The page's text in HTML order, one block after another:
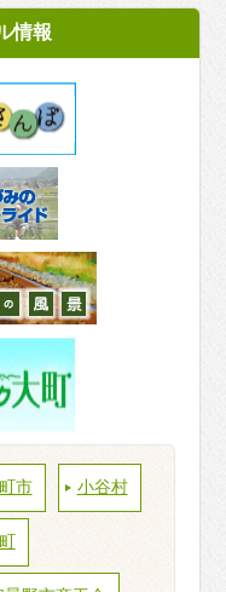
情報
市 小谷村